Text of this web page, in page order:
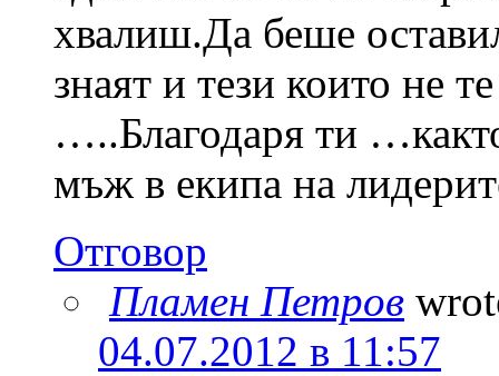
хвалиш.Да беше
знаят и тези които не
…..Благодаря ти
мъж в екипа на
Отговор
Пламен Петров
04.07.2012 в 11:57